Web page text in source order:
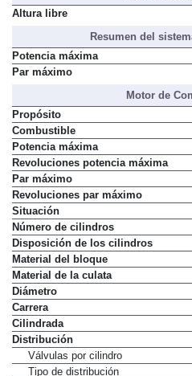
Cotas de
Resumen del
Potencia máxima
Motor de
Propósito
Combustible
Potencia máxima
Revoluciones potencia máxima
Par máximo
Revoluciones par máximo
Situación
Número de cilindros
Disposición de los cilindros
Material del bloque
Material de la culata
Diámetro
Carrera
Cilindrada
Distribución
Válvulas por cilindro